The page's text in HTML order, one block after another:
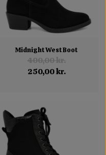
Midnight West Boot
400,00 kr.
250,00 kr.